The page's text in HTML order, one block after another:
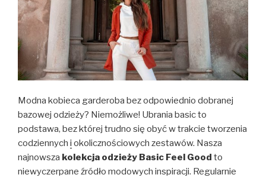
Modna kobieca garderoba bez odpowiednio dobranej
bazowej odzieży? Niemożliwe! Ubrania basic to
podstawa, bez której trudno się obyć w trakcie tworzenia
codziennych i okolicznościowych zestawów. Nasza
najnowsza kolekcja odzieży Basic Feel Good to
niewyczerpane źródło modowych inspiracji. Regularnie